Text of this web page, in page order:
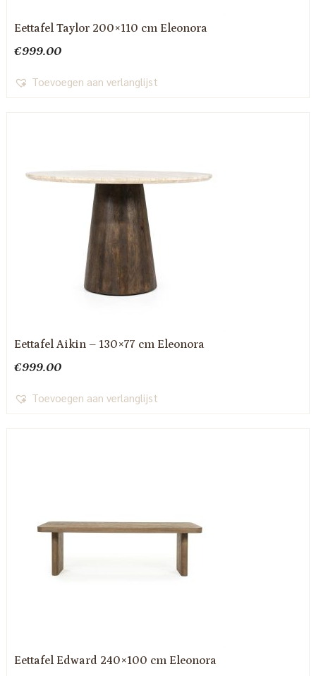
Eettafel Taylor 200×110 cm Eleonora
€999.00
Toevoegen aan verlanglijst
Eettafel Aikin – 130×77 cm Eleonora
€999.00
Toevoegen aan verlanglijst
Eettafel Edward 240×100 cm Eleonora